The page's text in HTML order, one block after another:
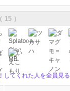
（ 15 ）
してくれた人を全員見る